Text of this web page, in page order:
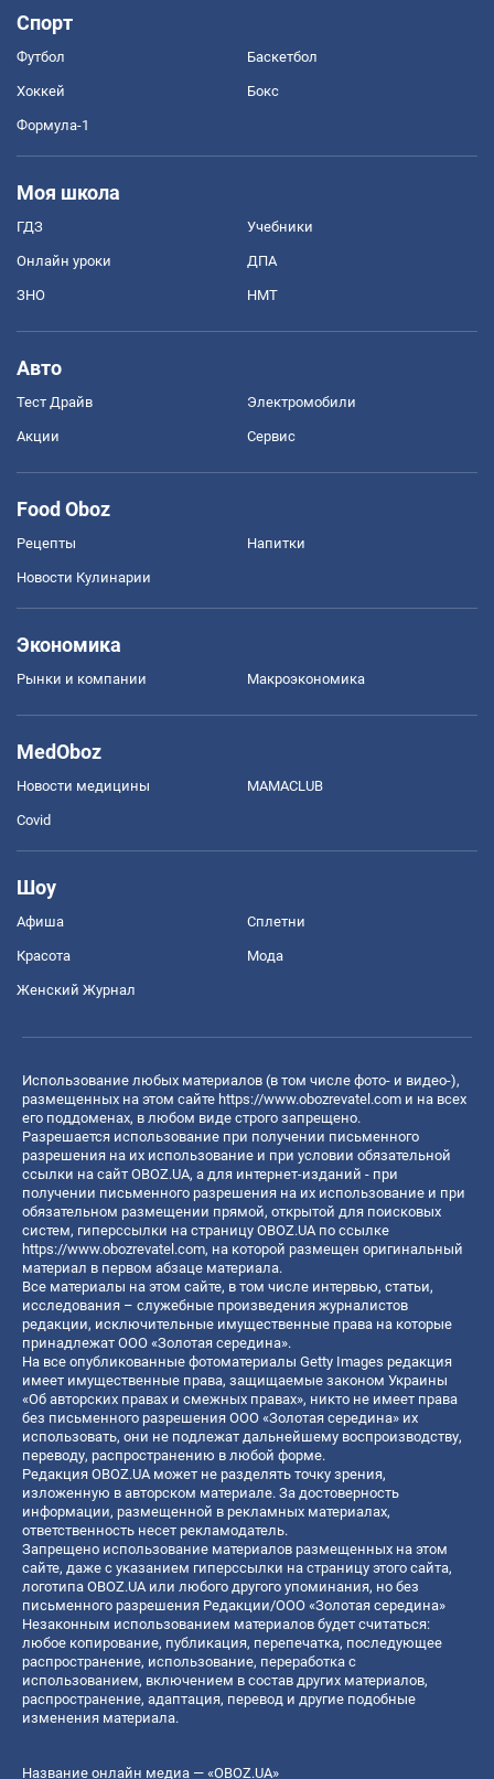
Спорт
Футбол Баскетбол
Хоккей Бокс
Формула-1
Моя школа
ГДЗ Учебники
Онлайн уроки ДПА
ЗНО НМТ
Авто
Тест Драйв Электромобили
Акции Сервис
Food Oboz
Рецепты Напитки
Новости Кулинарии
Экономика
Рынки и компании Mакроэкономика
MedOboz
Новости медицины MAMACLUB
Covid
Шоу
Афиша Сплетни
Красота Мода
Женский Журнал
Использование любых материалов (в том числе фото- и видео-),
размещенных на этом сайте https://www.obozrevatel.com и на всех
его поддоменах, в любом виде строго запрещено.
Разрешается использование при получении письменного
разрешения на их использование и при условии обязательной
ссылки на сайт OBOZ.UA, а для интернет-изданий - при
получении письменного разрешения на их использование и при
обязательном размещении прямой, открытой для поисковых
систем, гиперссылки на страницу OBOZ.UA по ссылке
https://www.obozrevatel.com, на которой размещен оригинальный
материал в первом абзаце материала.
Все материалы на этом сайте, в том числе интервью, статьи,
исследования – служебные произведения журналистов
редакции, исключительные имущественные права на которые
принадлежат ООО «Золотая середина».
На все опубликованные фотоматериалы Getty Images редакция
имеет имущественные права, защищаемые законом Украины
«Об авторских правах и смежных правах», никто не имеет права
без письменного разрешения ООО «Золотая середина» их
использовать, они не подлежат дальнейшему воспроизводству,
переводу, распространению в любой форме.
Редакция OBOZ.UA может не разделять точку зрения,
изложенную в авторском материале. За достоверность
информации, размещенной в рекламных материалах,
ответственность несет рекламодатель.
Запрещено использование материалов размещенных на этом
сайте, даже с указанием гиперссылки на страницу этого сайта,
логотипа OBOZ.UA или любого другого упоминания, но без
письменного разрешения Редакции/ООО «Золотая середина»
Незаконным использованием материалов будет считаться:
любое копирование, публикация, перепечатка, последующее
распространение, использование, переработка с
использованием, включением в состав других материалов,
распространение, адаптация, перевод и другие подобные
изменения материала.
Название онлайн медиа — «OBOZ.UA»